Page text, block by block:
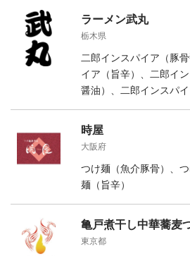
ラーメン武丸
栃木県
二郎インスパイア（豚
イア（旨辛）、二郎イ
醤油）、二郎インスパイ
時屋
大阪府
つけ麺（魚介豚骨）、
麺（旨辛）
亀戸煮干し中華蕎麦
東京都